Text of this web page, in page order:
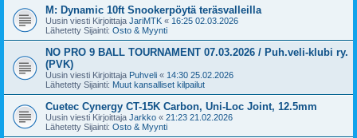
M: Dynamic 10ft Snookerpöytä teräsvalleilla
Uusin viesti Kirjoittaja JariMTK « 16:25 02.03.2026
Lähetetty Sijainti: Osto & Myynti
NO PRO 9 BALL TOURNAMENT 07.03.2026 / Puh.veli-klubi ry.
(PVK)
Uusin viesti Kirjoittaja Puhveli « 14:30 25.02.2026
Lähetetty Sijainti: Muut kansalliset kilpailut
Cuetec Cynergy CT-15K Carbon, Uni-Loc Joint, 12.5mm
Uusin viesti Kirjoittaja Jarkko « 21:23 21.02.2026
Lähetetty Sijainti: Osto & Myynti